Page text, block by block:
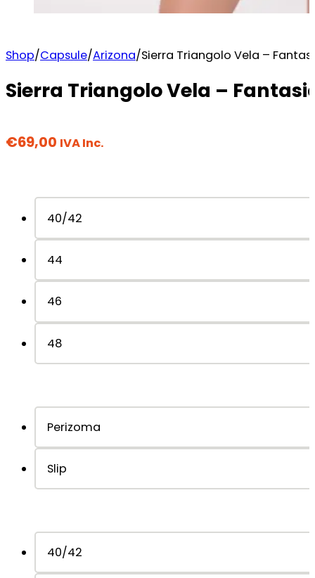
Shop/Capsule/Arizona/Sierra Triangolo Vela –
Sierra Triangolo Vela –
€69,00 IVA Inc.
40/42
44
46
48
Perizoma
Slip
40/42